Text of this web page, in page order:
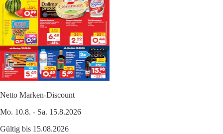
Netto Marken-Discount
Mo. 10.8. - Sa. 15.8.2026
Gültig bis 15.08.2026